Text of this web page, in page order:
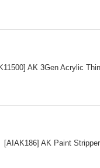
AK 3Gen Acrylic
[AIAK186] AK Paint